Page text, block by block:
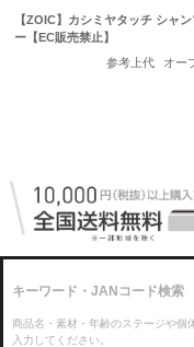
【ZOIC】カシミヤタッチ シャ
ー【EC販売禁止】
参考上代
オー
キーワード・JANコード検索
商品名・素材・年齢のステージや個
入力してください。